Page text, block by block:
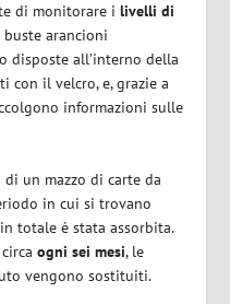
di monitorare ilivelli di
buste arancioni
disposte all’interno della
con il velcro, e, grazie a
informazioni sulle
un mazzo di carte da
in cui si trovano
totale è stata assorbita.
circaogni sei mesi, le
vengono sostituiti.